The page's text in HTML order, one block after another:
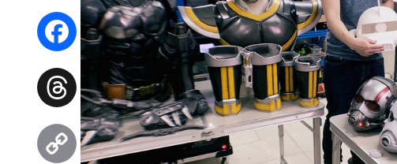
WhatsApp
Facebook
Threads